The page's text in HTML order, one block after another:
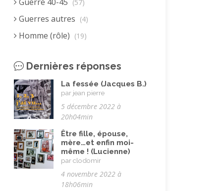
(57)
Guerres autres (4)
Homme (rôle) (19)
Immigration européenne et
descendants (23)
Immigration nord africaine et
descendants (18)
descendants (18)
Juif.ve (être) (10)
LGBTQIA+ (8)
Loisirs, jeux (34)
Dernières réponses
La fessée (Jacques B.)
par jean pierre
5 décembre 2022 à
20h04min
Être fille, épouse,
mère…et enfin moi-
même ! (Lucienne)
par clodomir
4 novembre 2022 à
18h06min